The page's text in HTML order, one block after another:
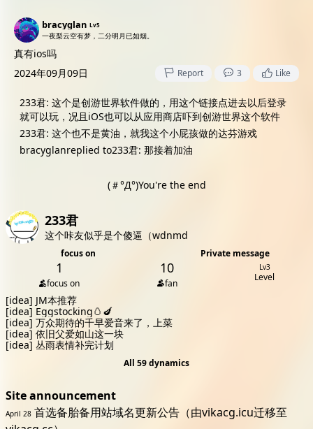
bracyglan Lv5
一夜梨云空有梦，二分明月已如烟。
真有ios吗
2024年09月09日
Report 3 Like
233君: 这个是创游世界软件做的，用这个链接点进去以后登录
就可以玩，况且iOS也可以从应用商店吓到创游世界这个软件
233君: 这个也不是黄油，就我这个小屁孩做的达芬游戏
bracyglanreplied to233君: 那接着加油
(＃°Д°)You're the end
233君
这个咔友似乎是个傻逼（wdnmd
focus on Private message
1
focus on
10
fan
Lv3
Level
[idea] JM本推荐
[idea] Eggstocking🥚🍆
[idea] 万众期待的千早爱音来了，上菜
[idea] 依旧父爱如山这一块
[idea] 丛雨表情补完计划
All 59 dynamics
Site announcement
April 28 首选备胎备用站域名更新公告（由vikacg.icu迁移至